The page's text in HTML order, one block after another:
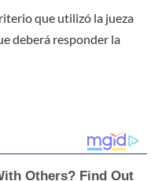
que utilizó la jueza
deberá responder la